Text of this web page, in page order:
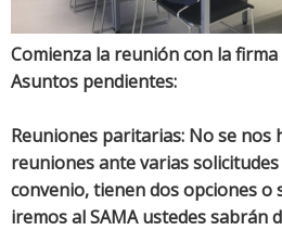
Comienza la reunión con la
Asuntos pendientes:
Reuniones paritarias: No se nos
reuniones ante varias
convenio, tienen dos opciones o
iremos al SAMA ustedes sabrán